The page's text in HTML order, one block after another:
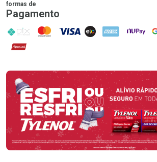
formas de
Pagamento
PIX MasterCard
VISA ELO AMEX NuPay
Hipercard
Promoção em Destaque